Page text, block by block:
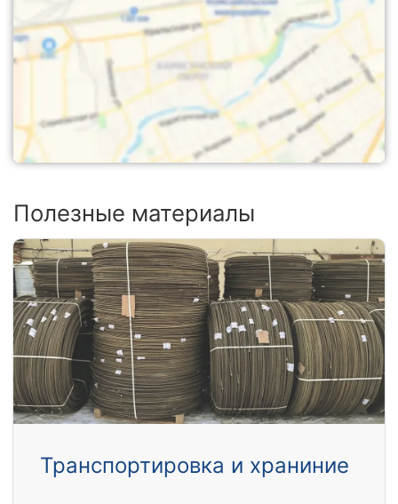
Полезные материалы
Транспортировка и храниние